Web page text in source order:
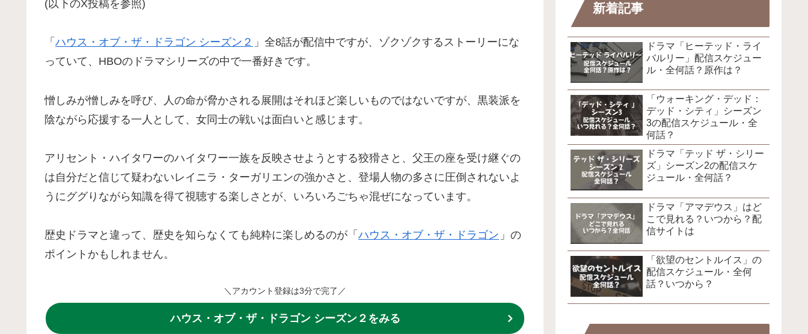
(以下のX投稿を参照)
「 ハウス・オブ・ザ・ドラゴン シーズン２ 」全8話が配信中ですが、ゾクゾクするストーリーにな
っていて、HBOのドラマシリーズの中で一番好きです。
憎しみが憎しみを呼び、人の命が脅かされる展開はそれほど楽しいものではないですが、黒装派を
陰ながら応援する一人として、女同士の戦いは面白いと感じます。
アリセント・ハイタワーのハイタワー一族を反映させようとする狡猾さと、父王の座を受け継ぐの
は自分だと信じて疑わないレイニラ・ターガリエンの強かさと、登場人物の多さに圧倒されないよ
うにググりながら知識を得て視聴する楽しさとが、いろいろごちゃ混ぜになっています。
歴史ドラマと違って、歴史を知らなくても純粋に楽しめるのが「 ハウス・オブ・ザ・ドラゴン 」の
ポイントかもしれません。
＼アカウント登録は3分で完了／
ハウス・オブ・ザ・ドラゴン シーズン２をみる
新着記事
ドラマ「ヒーテッド・ライ
バルリー」配信スケジュー
ル・全何話？原作は？
「ウォーキング・デッド：
デッド・シティ」シーズン
3の配信スケジュール・全
何話？
ドラマ「テッド ザ・シリー
ズ」シーズン2の配信スケ
ジュール・全何話？
ドラマ「アマデウス」はど
こで見れる？いつから？配
信サイトは
「欲望のセントルイス」の
配信スケジュール・全何
話？いつから？